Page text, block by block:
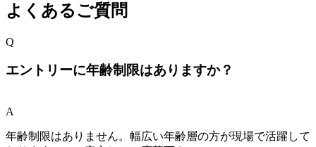
よくあるご質問
Q
エントリーに年齢制限はありますか？
A
年齢制限はありません。幅広い年齢層の方が現場で活躍して